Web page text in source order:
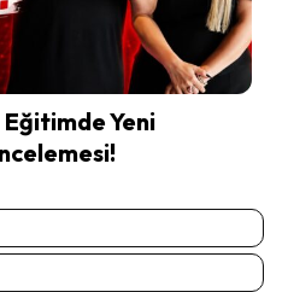
Yeni